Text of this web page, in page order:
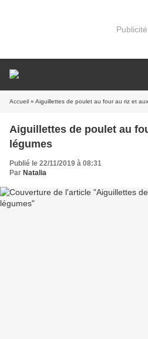
Publicité
Accueil » Aiguillettes de poulet au four au riz et
Aiguillettes de poulet au
légumes
Publié le 22/11/2019 à 08:31
Par Natalia